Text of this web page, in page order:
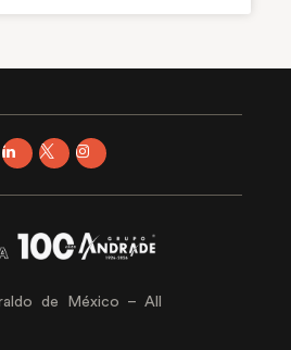
de México – All